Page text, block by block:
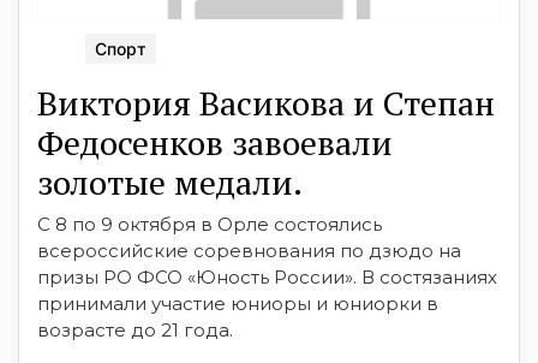
Спорт
Виктория Васикова и Степан
Федосенков завоевали
золотые медали.
С 8 по 9 октября в Орле состоялись
всероссийские соревнования по дзюдо на
призы РО ФСО «Юность России». В состязаниях
принимали участие юниоры и юниорки в
возрасте до 21 года.